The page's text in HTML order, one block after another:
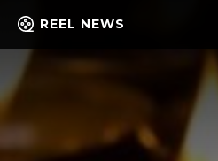
REEL NEWS